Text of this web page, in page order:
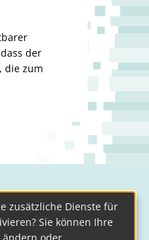
der
die zum
zusätzliche Dienste für
Sie können Ihre